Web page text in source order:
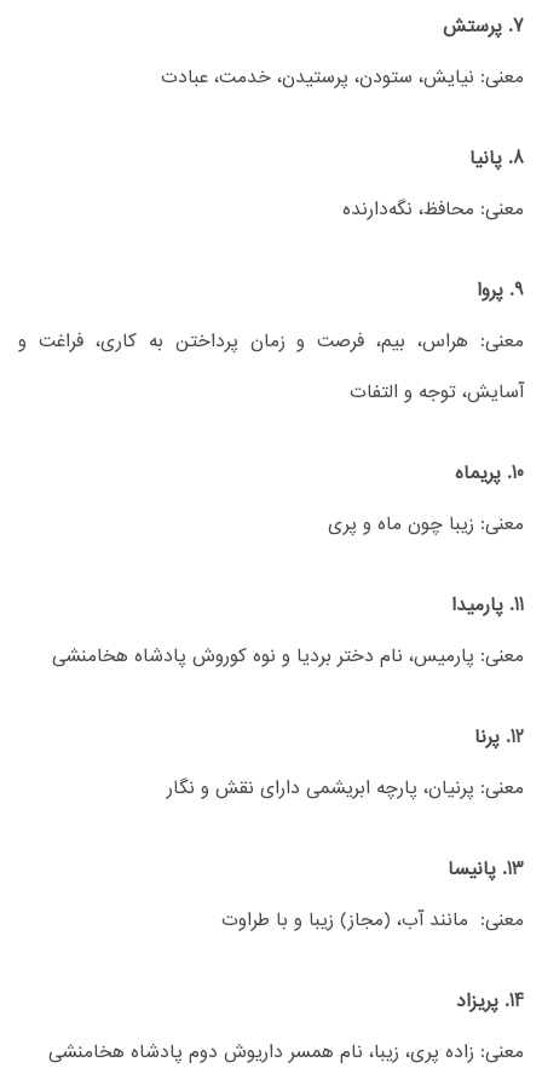
7. پرستش
معنی: نیایش، ستودن، پرستیدن، خدمت، عبادت
8. پانیا
معنی: محافظ، نگه‌دارنده
9. پروا
معنی: هراس، بیم، فرصت و زمان پرداختن به كاری، فراغت و
آسایش، توجه و التفات
10. پریماه
معنی: زیبا چون ماه و پری
11. پارمیدا
معنی: پارمیس، نام دختر بردیا و نوه کوروش پادشاه هخامنشی
12. پرنا
معنی: پرنیان، پارچه ابریشمی دارای نقش و نگار
13. پانیسا
معنی: مانند آب، (مجاز) زیبا و با طراوت
14. پریزاد
معنی: زاده پری، زیبا، نام همسر داریوش دوم پادشاه هخامنشی